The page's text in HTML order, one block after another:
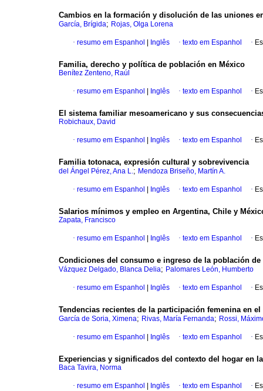
Cambios en la formación y disolución de las uniones
García, Brígida; Rojas, Olga Lorena
· resumo em Espanhol Inglês · texto em Espanhol ·
Familia, derecho y política de población en México
Benítez Zenteno, Raúl
· resumo em Espanhol Inglês · texto em Espanhol ·
El sistema familiar mesoamericano y sus
Robichaux, David
· resumo em Espanhol Inglês · texto em Espanhol ·
Familia totonaca, expresión cultural y sobrevivencia
del Ángel Pérez, Ana L.; Mendoza Briseño, Martín A.
· resumo em Espanhol Inglês · texto em Espanhol ·
Salarios mínimos y empleo en Argentina, Chile y
Zapata, Francisco
· resumo em Espanhol Inglês · texto em Espanhol ·
Condiciones del consumo e ingreso de la población de
Vázquez Delgado, Blanca Delia; Palomares León, Humberto
· resumo em Espanhol Inglês · texto em Espanhol ·
Tendencias recientes de la participación femenina en
García de Soria, Ximena; Rivas, María Fernanda; Rossi,
· resumo em Espanhol Inglês · texto em Espanhol ·
Experiencias y significados del contexto del hogar en
Baca Tavira, Norma
· resumo em Espanhol Inglês · texto em Espanhol ·